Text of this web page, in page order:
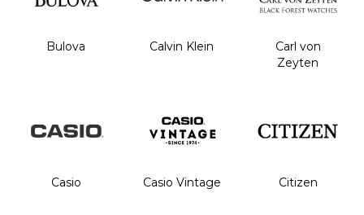
Bulova Calvin Klein
Carl von
Zeyten
Casio Casio Vintage Citizen